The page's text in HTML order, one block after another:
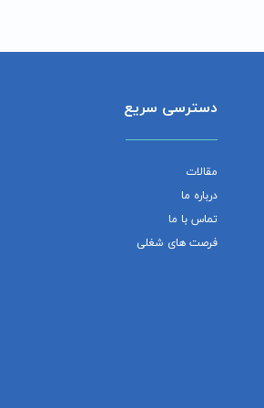
دسترسی سریع
مقالات
درباره ما
تماس با ما
فرصت های شغلی